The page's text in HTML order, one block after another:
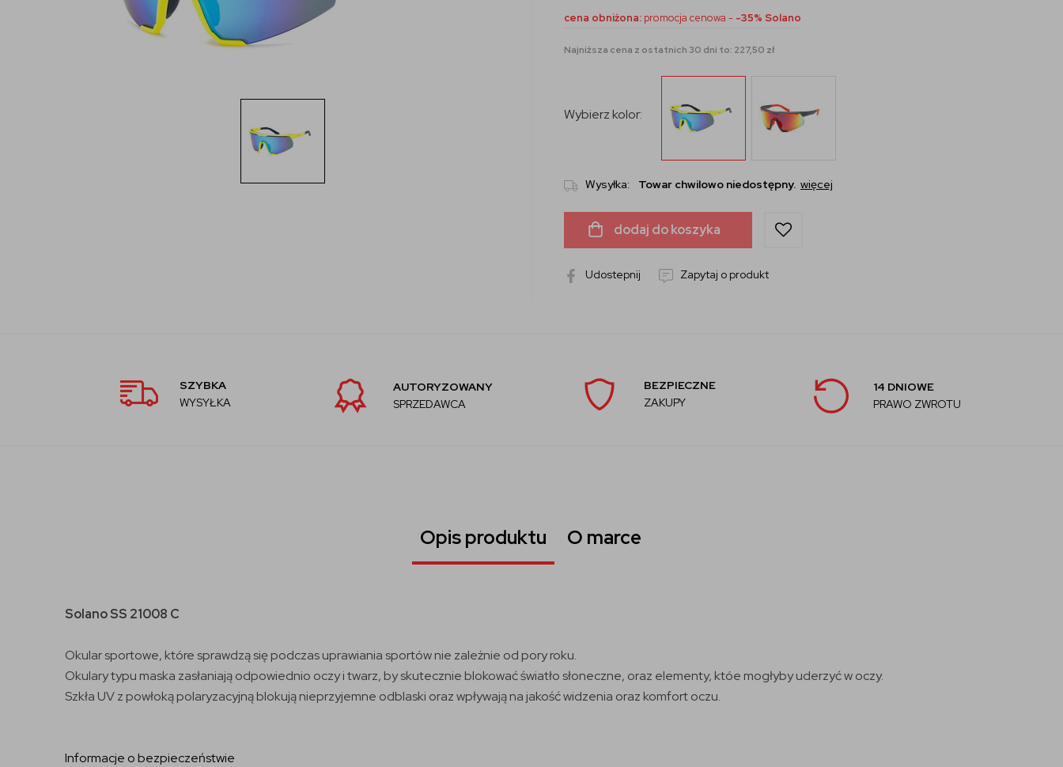
cena obniżona: promocja cenowa - -35% Solano
Najniższa cena z ostatnich 30 dni to: 227,50 zł
Wybierz kolor:
Wysyłka: Towar chwilowo niedostępny. więcej
dodaj do koszyka
Udostepnij Zapytaj o produkt
SZYBKA
WYSYŁKA
AUTORYZOWANY
SPRZEDAWCA
BEZPIECZNE
ZAKUPY
14 DNIOWE
PRAWO ZWROTU
Opis produktu O marce
Solano SS 21008 C
Okular sportowe, które sprawdzą się podczas uprawiania sportów nie zależnie od pory roku.
Okulary typu maska zasłaniają odpowiednio oczy i twarz, by skutecznie blokować światło słoneczne, oraz elementy, któe mogłyby uderzyć w oczy.
Szkła UV z powłoką polaryzacyjną blokują nieprzyjemne odblaski oraz wpływają na jakość widzenia oraz komfort oczu.
Informacje o bezpieczeństwie